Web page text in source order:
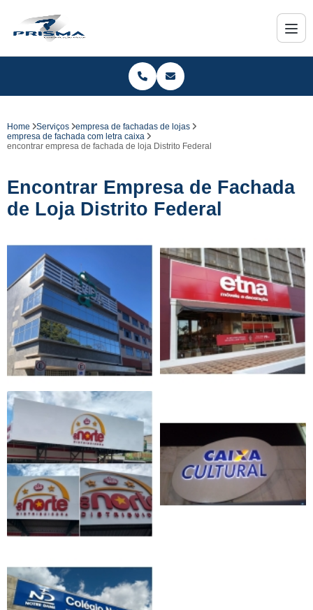
Home Serviços
empresa de fachadas de lojas
empresa de fachada com letra caixa
encontrar empresa de fachada de loja Distrito Federal
Encontrar Empresa de Fachada
de Loja Distrito Federal